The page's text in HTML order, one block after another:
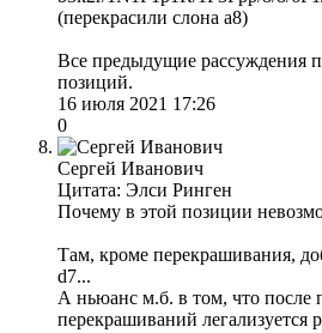
(перекрасили слона а8)
Все предыдущие рассуждения
позиций.
16 июля 2021 17:26
0
Сергей Иванович
Цитата: Элси Ринген
Почему в этой позиции
Там, кроме перекрашивания,
d7...
А ньюанс м.б. в том, что после
перекрашиваний легализуется